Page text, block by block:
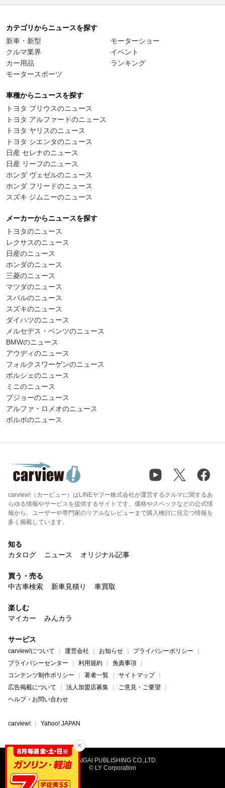
カテゴリからニュースを探す
新車・新型
クルマ業界
カー用品
モータースポーツ
モーターショー
イベント
ランキング
車種からニュースを探す
トヨタ プリウスのニュース
トヨタ アルファードのニュース
トヨタ ヤリスのニュース
トヨタ シエンタのニュース
日産 セレナのニュース
日産 リーフのニュース
ホンダ ヴェゼルのニュース
ホンダ フリードのニュース
スズキ ジムニーのニュース
メーカーからニュースを探す
トヨタのニュース
レクサスのニュース
日産のニュース
ホンダのニュース
三菱のニュース
マツダのニュース
スバルのニュース
スズキのニュース
ダイハツのニュース
メルセデス・ベンツのニュース
BMWのニュース
アウディのニュース
フォルクスワーゲンのニュース
ポルシェのニュース
ミニのニュース
プジョーのニュース
アルファ・ロメオのニュース
ボルボのニュース
carview!（カービュー）はLINEヤフー株式会社が運営するクルマに関するあ
らゆる情報やサービスを提供するサイトです。価格やスペックなどの公式情
報から、ユーザーや専門家のリアルなレビューまで購入検討に役立つ情報を
多く掲載しています。
知る
カタログ
ニュース オリジナル記事
買う・売る
中古車検索
新車見積り 車買取
楽しむ
マイカー
みんカラ
サービス
carview!について 運営会社 お知らせ
プライバシーポリシー
プライバシーセンター
利用規約
免責事項
コンテンツ制作ポリシー
著者一覧
サイトマップ
広告掲載について
法人加盟店募集
ご意見・ご要望
ヘルプ・お問い合わせ
carview! Yahoo! JAPAN
©NAIGAI PUBLISHING CO.,LTD.
© LY Corporation